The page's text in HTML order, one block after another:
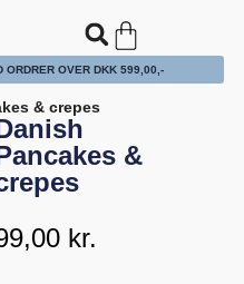
ORDRER OVER DKK 599,00,-
& crepes
&
kr.